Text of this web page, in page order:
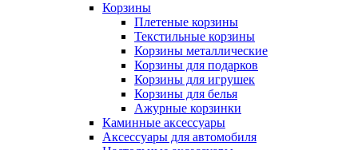
Корзины
Плетеные корзины
Текстильные корзины
Корзины металлические
Корзины для подарков
Корзины для игрушек
Корзины для белья
Ажурные корзинки
Каминные аксессуары
Аксессуары для автомобиля